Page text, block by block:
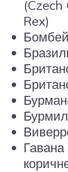
Rex)